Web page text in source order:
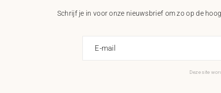
Schrijf je in voor onze nieuwsbrief om zo op de
E-mail
Deze site